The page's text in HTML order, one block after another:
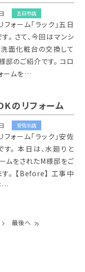
五日市店
フォーム「ラック」五日
。 さて、今回はマンシ
面化粧台の交換して
邸のご紹介です。 コロ
ームを…
のリフォーム
安佐北店
フォーム「ラック」安佐
。 本日は、水廻りと
ムをされたM様邸をご
。 【Before】 工事中
…
最後へ